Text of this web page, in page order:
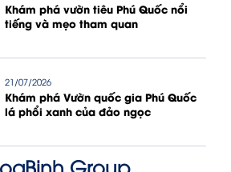
Khám phá vườn tiêu Phú Quốc nổi
tiếng và mẹo tham quan
21/07/2026
Khám phá Vườn quốc gia Phú Quốc
lá phổi xanh của đảo ngọc